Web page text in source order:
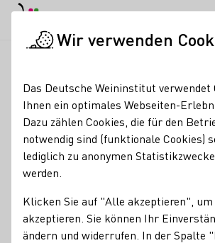
Weingut Becker
Glühwein
Mitgliedschaften
Wir verwenden
Das Deutsche Weininstitut verwendet
Ihnen ein optimales Webseiten-
Dazu zählen Cookies, die für den
notwendig sind (funktionale Cookies)
lediglich zu anonymen
werden.
Klicken Sie auf "Alle akzeptieren", um
akzeptieren. Sie können Ihr
ändern und widerrufen. In der Spalte